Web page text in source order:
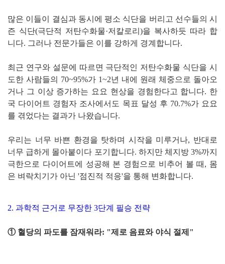
많은 이들이 결심과 동시에 평소 식단을 버리고 선수들의 시
즌 식단(극단적 저탄수화물·저칼로리)을 복사하듯 따라 합
니다. 그러나 전문가들은 이를 강하게 경계합니다.
최근 연구와 설문에 따르면 극단적인 저탄수화물 식단을 시
도한 사람들의 70~95%가 1~2년 내에 원래 체중으로 돌아오
거나 그 이상 증가하는 요요 현상을 경험한다고 합니다. 한
국 다이어트 경험자 조사에서도 목표 달성 후 70.7%가 요요
를 겪었다는 결과가 나왔습니다.
우리는 너무 바쁜 환경을 탓하며 시작을 미루거나, 반대로
너무 급하게 몰아붙이다 포기합니다. 하지만 체지방 3%까지
극한으로 다이어트에 성공해 본 경험으로 비추어 볼 때, 몸
은 벼락치기가 아닌 '점진적 적응'을 통해 변화합니다.
2. 과학적 근거로 무장한 3단계 필승 전략
① 혈당의 파도를 잠재워라: "제로 음료와 야식 절제"